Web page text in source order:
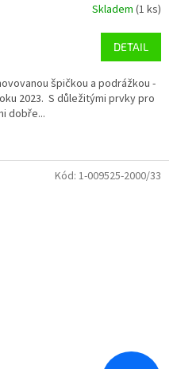
Skladem (1 ks)
DETAIL
špičkou a podrážkou -
2023. S důležitými prvky pro
dobře...
Kód: 1-009525-2000/33